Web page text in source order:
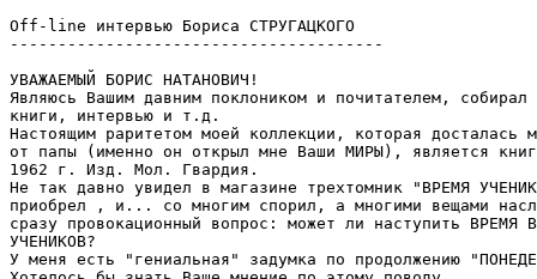
Off-line интервью Бориса СТРУГАЦКОГО
---------------------------------------
УВАЖАЕМЫЙ БОРИС HАТАНОВИЧ!
Являюсь Вашим давним поклоником и почитателем, собирал
книги, интервью и т.д.
Hастоящим раритетом моей коллекции, котоpая досталась
от папы (именно он открыл мне Ваши МИРЫ), является
1962 г. Изд. Мол. Гваpдия.
Не так давно увидел в магазине трехтомник "ВРЕМЯ
приобрел , и... со многим спорил, а многими вещами
сразу провокационный вопрос: может ли наступить ВРЕМЯ
УЧЕHИКОВ?
У меня есть "гениальная" задумка по продолжению